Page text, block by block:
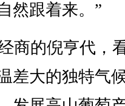
然跟着来。”
的倪亨代，
差大的独特气